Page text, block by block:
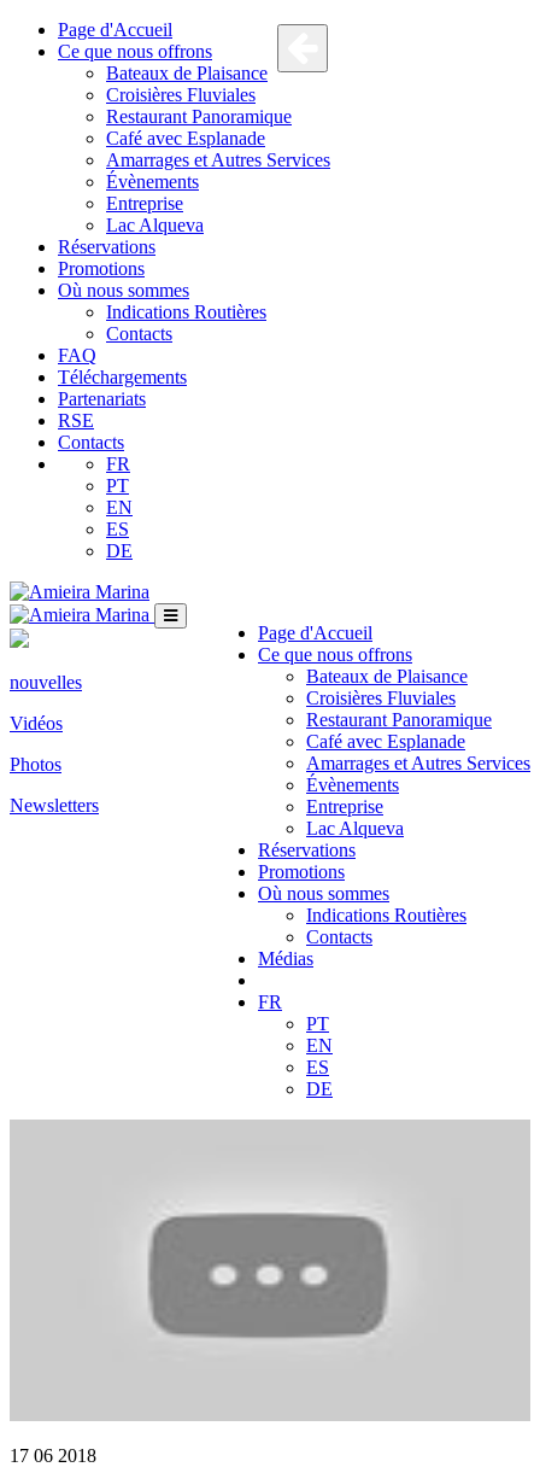
Page d'Accueil
Ce que nous offrons
Bateaux de Plaisance
Croisières Fluviales
Restaurant Panoramique
Café avec Esplanade
Amarrages et Autres Services
Évènements
Entreprise
Lac Alqueva
Réservations
Promotions
Où nous sommes
Indications Routières
Contacts
FAQ
Téléchargements
Partenariats
RSE
Contacts
FR
PT
EN
ES
DE
Page d'Accueil
Ce que nous offrons
Bateaux de Plaisance
Croisières Fluviales
Restaurant Panoramique
Café avec Esplanade
Amarrages et Autres Services
Évènements
Entreprise
Lac Alqueva
Réservations
Promotions
Où nous sommes
Indications Routières
Contacts
Médias
FR
PT
EN
ES
DE
nouvelles
Vidéos
Photos
Newsletters
17 06 2018